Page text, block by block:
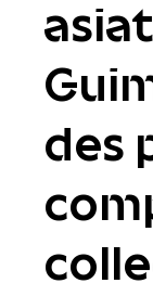
des